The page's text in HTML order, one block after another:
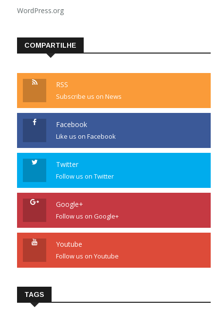
WordPress.org
COMPARTILHE
RSS
Subscribe us on News
Facebook
Like us on Facebook
Twitter
Follow us on Twitter
Google+
Follow us on Google+
Youtube
Follow us on Youtube
TAGS